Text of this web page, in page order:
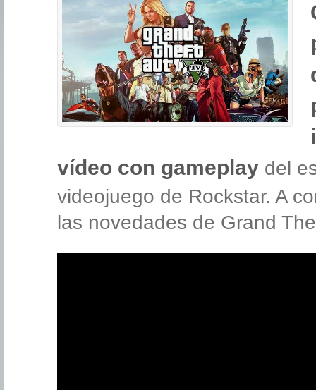
vídeo con gameplaydel
videojuego de Rockstar. A
las novedades de Grand